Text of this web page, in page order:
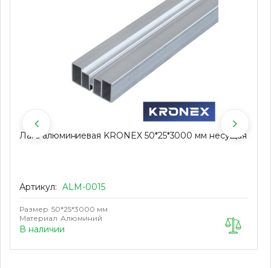
Лага алюминиевая KRONEX 50*25*3000 мм несущая
Артикул: ALM-0015
Размер 50*25*3000 мм
Материал Алюминий
В наличии